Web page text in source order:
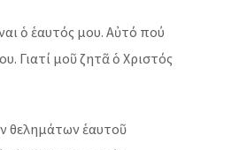
ὁ ἑαυτός μου. Αὐτό πού
Γιατί μοῦ ζητᾶ ὁ Χριστός
θελημάτων ἑαυτοῦ